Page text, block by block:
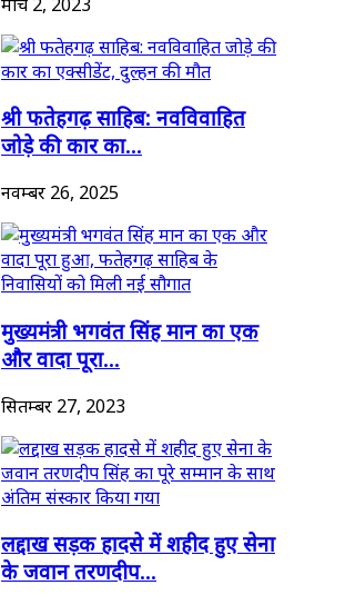
श्री फतेहगढ़ साहिब: नवविवाहित
जोड़े की कार का...
नवम्बर 26, 2025
मुख्यमंत्री भगवंत सिंह मान का एक
और वादा पूरा...
सितम्बर 27, 2023
लद्दाख सड़क हादसे में शहीद हुए सेना
के जवान तरणदीप...